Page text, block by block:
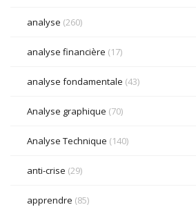
analyse (260)
analyse financière (17)
analyse fondamentale (43)
Analyse graphique (70)
Analyse Technique (140)
anti-crise (29)
apprendre (85)